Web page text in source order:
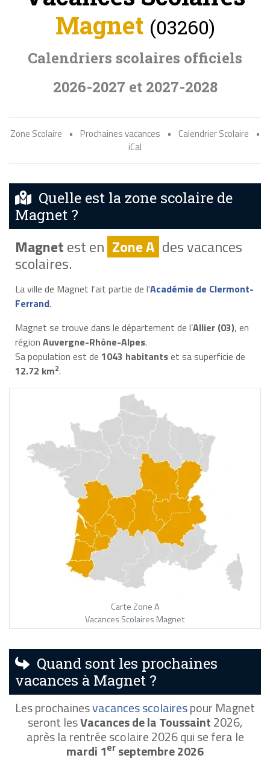
Magnet (03260)
Calendriers scolaires officiels
2026-2027 et 2027-2028
Zone Scolaire • Prochaines vacances • Calendrier Scolaire
•
iCal
Quelle est la zone scolaire de
Magnet ?
Magnetest en Zone A des vacances
scolaires.
La ville de Magnet fait partie de l'Académie de Clermont-
Ferrand.
Magnet se trouve dans le département de l’Allier (03), en
région Auvergne-Rhône-Alpes.
Sa population est de 1043 habitantset sa superficie de
12.72 km2.
Carte Zone A
Vacances Scolaires Magnet
Quand sont les prochaines
vacances à Magnet ?
Les prochainesvacances scolairespour Magnet
seront lesVacances de la Toussaint2026,
après la rentrée scolaire 2026 qui se fera le
mardi 1er septembre 2026